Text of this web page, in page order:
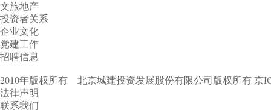
文旅地产
投资者关系
企业文化
党建工作
招聘信息
2010年版权所有 北京城建投资发展股份有限公司版权所有 京
法律声明
联系我们